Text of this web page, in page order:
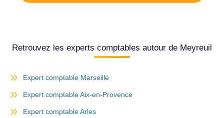
Retrouvez les experts comptables autour de Meyreuil
Expert comptable Marseille
Expert comptable Aix-en-Provence
Expert comptable Arles